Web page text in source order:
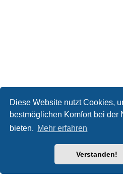
Diese Website nutzt Cookies,
bestmöglichen Komfort bei der
bieten. Mehr erfahren
Verstanden!